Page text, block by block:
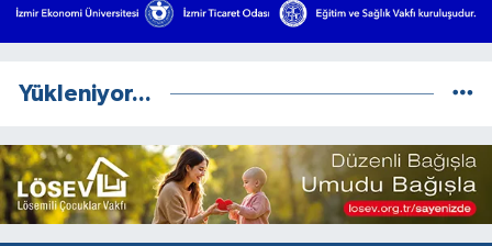
Yükleniyor...